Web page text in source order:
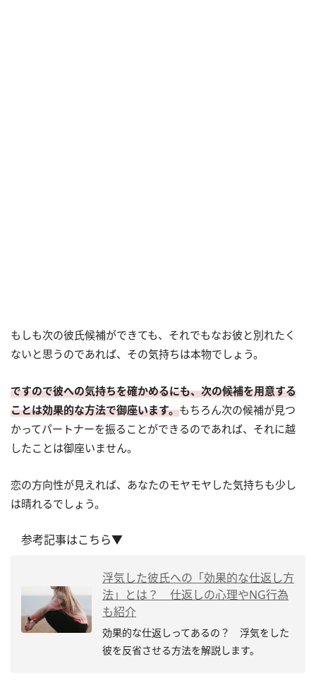
もしも次の彼氏候補ができても、それでもなお彼と別れたく
ないと思うのであれば、その気持ちは本物でしょう。
ですので彼への気持ちを確かめるにも、次の候補を用意する
ことは効果的な方法で御座います。もちろん次の候補が見つ
かってパートナーを振ることができるのであれば、それに越
したことは御座いません。
恋の方向性が見えれば、あなたのモヤモヤした気持ちも少し
は晴れるでしょう。
参考記事はこちら▼
浮気した彼氏への「効果的な仕返し方
法」とは？ 仕返しの心理やNG行為
も紹介
効果的な仕返しってあるの？ 浮気をした
彼を反省させる方法を解説します。